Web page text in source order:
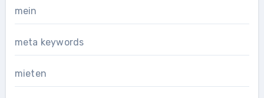
mein
meta keywords
mieten